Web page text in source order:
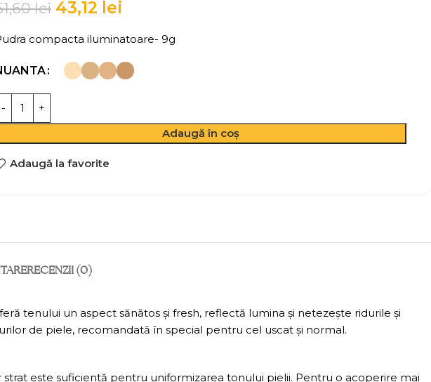
lei 43,12 lei
compacta iluminatoare- 9g
Adaugă în coș
Adaugă la favorite
RECENZII (0)
tenului un aspect sănătos și fresh, reflectă lumina și netezește ridurile și
de piele, recomandată în special pentru cel uscat și normal.
este suficientă pentru uniformizarea tonului pielii. Pentru o acoperire mai